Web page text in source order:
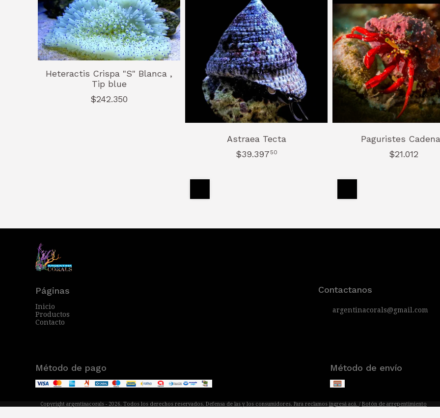
Heteractis Crispa "S" Blanca ,
Tip blue
$242.350
Astraea Tecta
$39.397 50
Paguristes
$21.012
Páginas
Inicio
Productos
Contacto
Contactanos
argentinacorals@gmail.com
Método de pago Método de envío
Copyright argentinacorals - 2026. Todos los derechos reservados. Defensa de las y los consumidores. Para reclamos ingresá acá. / Botón de arrepentimiento